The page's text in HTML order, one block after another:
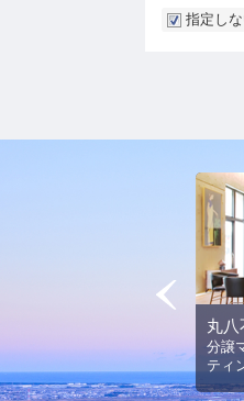
指定し
丸八
分譲
ティ